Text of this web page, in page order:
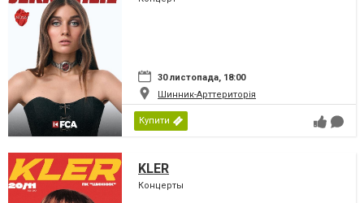
30 листопада, 18:00
Шинник-Арттериторія
Купити
KLER
Концерты